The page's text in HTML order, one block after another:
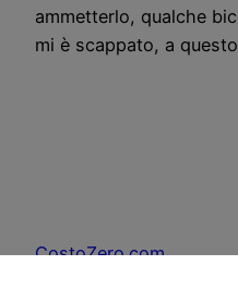
ammetterlo, qualche
mi è scappato, a
CostoZero.com